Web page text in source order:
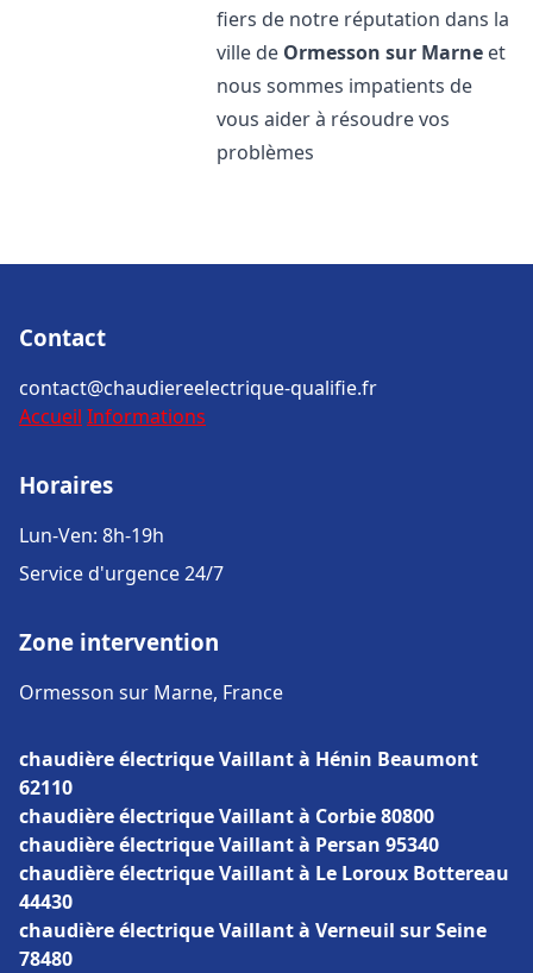
fiers de notre réputation dans la
ville de Ormesson sur Marne et
nous sommes impatients de
vous aider à résoudre vos
problèmes
Contact
contact@chaudiereelectrique-qualifie.fr
Accueil Informations
Horaires
Lun-Ven: 8h-19h
Service d'urgence 24/7
Zone intervention
Ormesson sur Marne, France
chaudière électrique Vaillant à Hénin Beaumont
62110
chaudière électrique Vaillant à Corbie 80800
chaudière électrique Vaillant à Persan 95340
chaudière électrique Vaillant à Le Loroux Bottereau
44430
chaudière électrique Vaillant à Verneuil sur Seine
78480